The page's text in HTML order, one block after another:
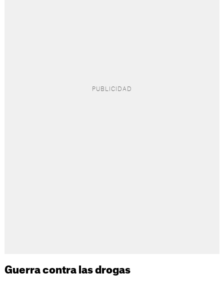
Guerra contra las drogas